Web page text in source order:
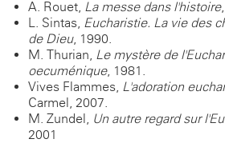
A. Rouet, La messe dans l'histoire
L. Sintas, Eucharistie. La vie des
de Dieu, 1990.
M. Thurian, Le mystère de
oecuménique, 1981.
Vives Flammes, L'adoration
Carmel, 2007.
M. Zundel, Un autre regard sur
2001